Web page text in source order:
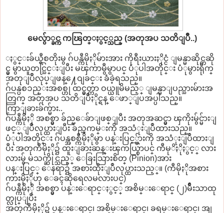
မေလွ်ာ္ခင္က ကၽြတ္ႏွင့္သည္ (အတုအပ သတိျပဳ..)
ႏွင္းခ်ယ္ရီစတိုးမွ ဂ်ပန္ကီမိုႏိုမ်ားအား ကိုရီးယားႏိုင္ငံ ျမန္မာဆိုင္တဆို
င္မွ မွာယူတင္သြင္းျပီး မၾကာမွီမွာပင္ ပံုပါအတိုင္း ပံုမွားရိုက္
အတုျပဳလုပ္ျဖန္႔ေဝျခင္း ခံခဲ့ရသည္။
ဂ်ပန္ပစၥည္းအစစ္ဟု ထင္မွတ္ကာ ဝယ္ယူမိမည့္ ျမန္မာျပည္သားမ်ားအ
တြက္ အတုအပ သတိျပဳႏိုင္ရန္ ေဖာ္ျပအပ္ပါသည္။
ကြာျခားခ်က္မ်ား..
ဂ်ပန္ကီမိုႏို အစစ္မွာ ခ်ည္ေခ်ာျဖစ္ျပီး အတုအဆင္မွာ ၾကိုးမွ်င္မ်ားျ
ဖင့္ ျပဳလုပ္ထားျပီး ခ်ည္ၾကမ္းကို အသံုးျပဳထားသည္။
ပံုပါအတိုင္း ဂ်ပန္အစစ္ကီမိုႏိုမွာ ပန္းပြင့္မ်ားကို အသံုးျပဳထားျ
ပီး အတုကီမိုႏို၌ ထူးျခားဆန္းၾကယ္စြာပင္ ကီမုိႏိုႏွင့္ လား
လားမွ် မသက္ဆိုင္သည့္ ေခြးသြားစိတ္ (Pinion)အား
ပန္းပြင့္ ေနရာ၌ အစားထိုးျပဳလုပ္ထားသည့္။ (ကီမိုႏိုအစား
ကားမိုႏိုဟု ေခၚဆိုရေလမလားပင္)
ဂ်ပန္ကီမိုႏို အစစ္မွာ ပန္းေရာင္ႏွင့္ အစိမ္းေရာင္ (၂)မ်ိဳးသာထု
တ္လုပ္ျပီး
အတုကီမိုႏို၌ ပန္းေရာင္၊ အစိမ္းေရာင္၊ ခရမ္းေရာင္၊ အျ